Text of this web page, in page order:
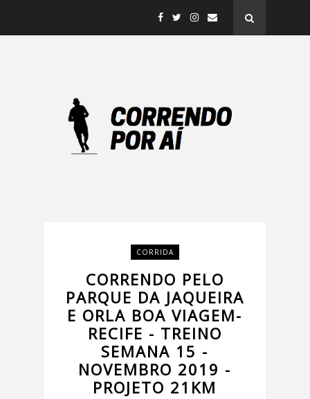
CORRIDA
CORRENDO PELO
PARQUE DA JAQUEIRA
E ORLA BOA VIAGEM-
RECIFE - TREINO
SEMANA 15 -
NOVEMBRO 2019 -
PROJETO 21KM